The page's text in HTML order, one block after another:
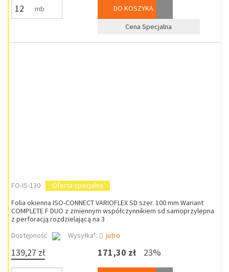
mb
DO KOSZYKA
Cena Specjalna
FO-IS-130
Oferta specjalna
Folia okienna ISO-CONNECT VARIOFLEX SD szer. 100 mm Wariant
COMPLETE F DUO z zmiennym współczynnikiem sd samoprzylepna
z perforacją rozdzielającą na 3
Dostępność
Wysyłka*: jutro
139,27 zł 171,30 zł 23%